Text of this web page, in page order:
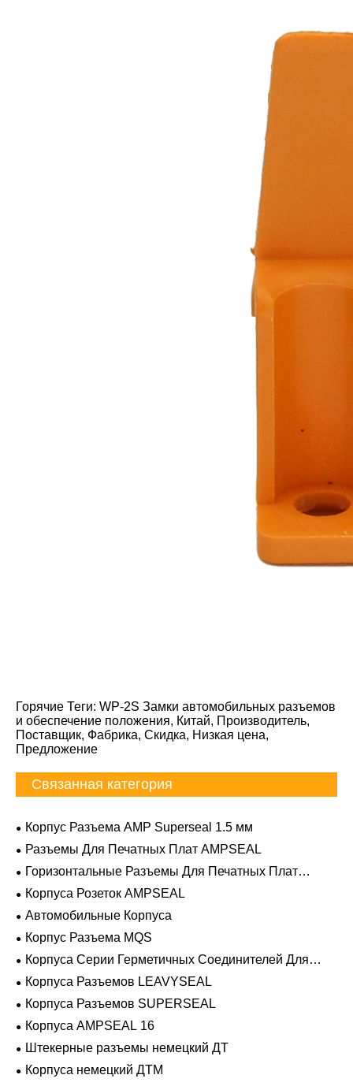
Горячие Теги: WP-2S Замки автомобильных разъемов
и обеспечение положения, Китай, Производитель,
Поставщик, Фабрика, Скидка, Низкая цена,
Предложение
Связанная категория
Корпус Разъема AMP Superseal 1.5 мм
Разъемы Для Печатных Плат AMPSEAL
Горизонтальные Разъемы Для Печатных Плат
AMPSEAL
Корпуса Розеток AMPSEAL
Автомобильные Корпуса
Корпус Разъема MQS
Корпуса Серии Герметичных Соединителей Для
Тяжелых Условий Эксплуатации
Корпуса Разъемов LEAVYSEAL
Корпуса Разъемов SUPERSEAL
Корпуса AMPSEAL 16
Штекерные разъемы немецкий ДТ
Корпуса немецкий ДТМ